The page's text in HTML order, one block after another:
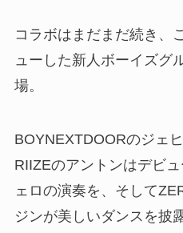
コラボはまだまだ続き、
ューした新人ボーイズグ
場。
BOYNEXTDOORのジェ
RIIZEのアントンはデビ
ェロの演奏を、そして
ジンが美しいダンスを披